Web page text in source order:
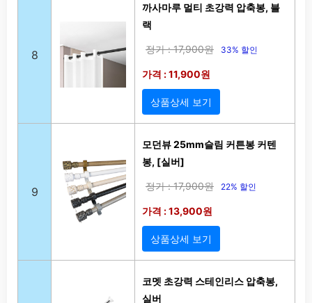
8
까사마루 멀티 초강력 압축봉, 블
랙
정가 : 17,900원 33% 할인
가격 : 11,900원
상품상세 보기
9
모던뷰 25mm슬림 커튼봉 커텐
봉, [실버]
정가 : 17,900원 22% 할인
가격 : 13,900원
상품상세 보기
코멧 초강력 스테인리스 압축봉,
실버